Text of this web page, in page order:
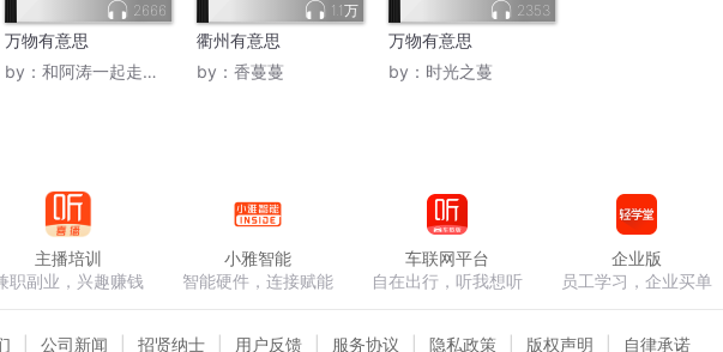
2666
万物有意思
by： 和阿涛一起走进历史
1.1万
衢州有意思
by： 香蔓蔓
2353
万物有意思
by： 时光之蔓
主播培训
职副业，兴趣赚钱
小雅智能
智能硬件，连接赋能
车联网平台
自在出行，听我想听
企业版
员工学习，企业买单
公司新闻 招贤纳士 用户反馈 服务协议 隐私政策 版权声明 自律承诺